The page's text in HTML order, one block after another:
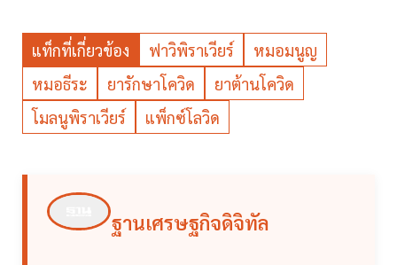
แท็กที่เกี่ยวข้อง ฟาวิพิราเวียร์
หมอมนูญ
หมอธีระ
ยารักษาโควิด
ยาต้านโควิด
โมลนูพิราเวียร์
แพ็กซ์โลวิด
ฐานเศรษฐกิจดิจิทัล